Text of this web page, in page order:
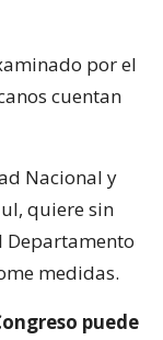
por el
cuentan
Nacional y
quiere sin
medidas.
puede